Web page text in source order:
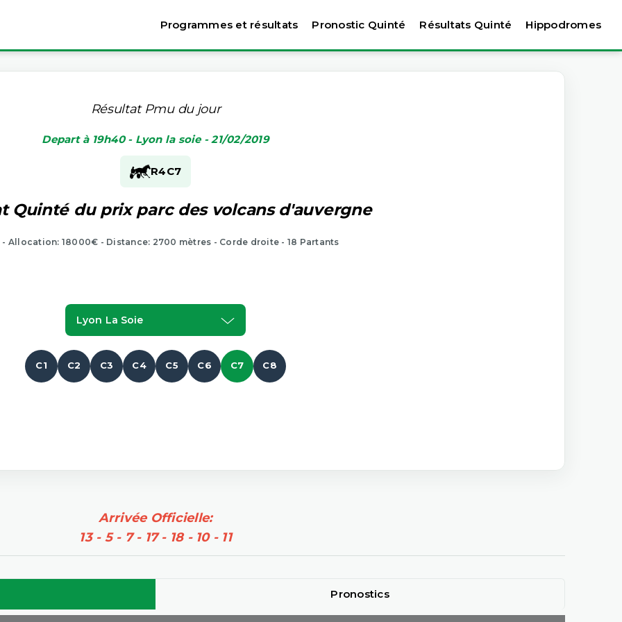
Programmes et résultats Pronostic Quinté Résultats Quinté Hippodromes
Résultat Pmu du jour
Depart à 19h40 - Lyon la soie - 21/02/2019
R4C7
Quinté du prix parc des volcans d'auvergne
Allocation: 18000€ - Distance: 2700 mètres - Corde droite - 18 Partants
Lyon La Soie
C1 C2 C3 C4 C5 C6 C7 C8
Arrivée Officielle:
13 - 5 - 7 - 17 - 18 - 10 - 11
Pronostics